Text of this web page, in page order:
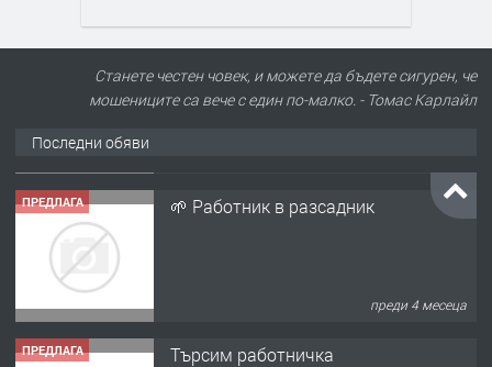
Станете честен човек, и можете да бъдете сигурен, че
мошениците са вече с един по-малко. - Томас Карлайл
Последни обяви